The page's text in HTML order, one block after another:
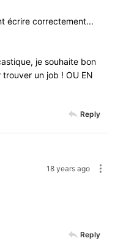
écrire correctement...
je souhaite bon
un job ! OU EN
Reply
18 years ago
Reply